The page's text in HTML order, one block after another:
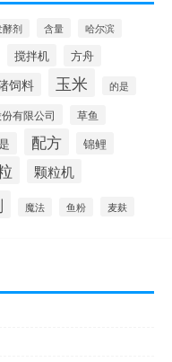
酵剂 含量 哈尔滨
搅拌机 方舟
饲料 玉米 的是
有限公司 草鱼
配方 锦鲤
颗粒机
魔法 鱼粉 麦麸